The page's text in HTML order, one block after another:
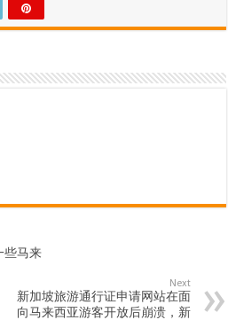
些马来
Next
新加坡旅游通行证申请网站在面
向马来西亚游客开放后崩溃，新